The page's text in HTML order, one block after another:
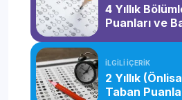
4 Yıllık
Puanları ve
İLGİLİ İÇERİK
2 Yıllık
Taban